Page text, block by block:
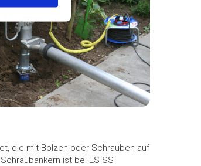
die mit Bolzen oder Schrauben auf
ist bei ES SS